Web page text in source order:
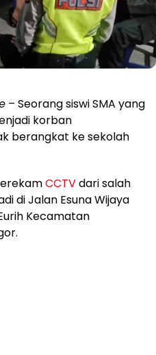
– Seorang siswi SMA yang
korban
berangkat ke sekolah
CCTVdari salah
di Jalan Esuna Wijaya
Kecamatan